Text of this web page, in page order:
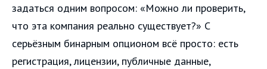
задаться одним вопросом: «Можно ли проверить,
что эта компания реально существует?» С
серьёзным бинарным опционом всё просто: есть
регистрация, лицензии, публичные данные,